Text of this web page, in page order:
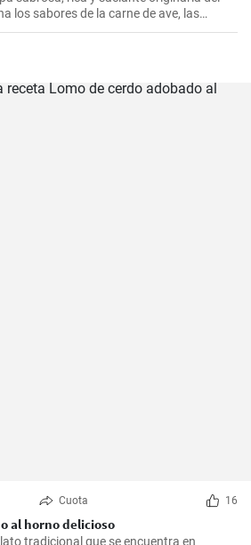
los sabores de la carne de ave, las
en una sola olla. En casa la
Cuota 16
al horno delicioso
tradicional que se encuentra en